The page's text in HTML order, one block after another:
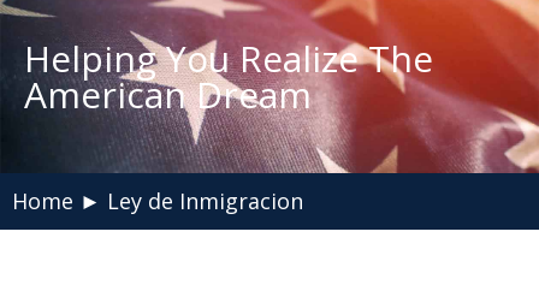
Helping You Realize The
American Dream
Home ► Ley de Inmigracion